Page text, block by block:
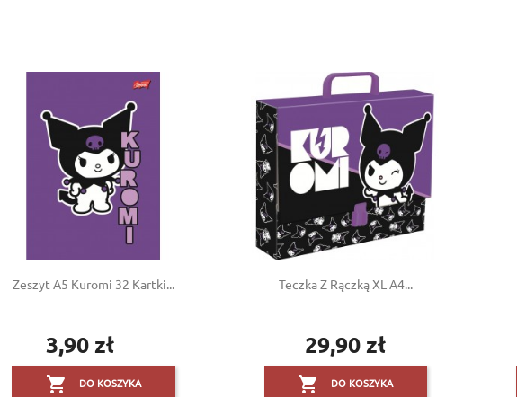
Zeszyt A5 Kuromi 32 Kartki...
Cena
3,90 zł
 DO KOSZYKA
Teczka Z Rączką XL A4...
Cena
29,90 zł
 DO KOSZYKA